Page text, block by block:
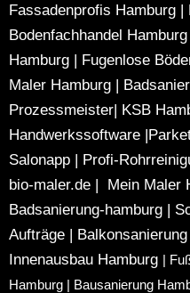
Fassadenprofis Hamburg |
Bodenfachhandel Hamburg
Hamburg | Fugenlose
Maler Hamburg |
Prozessmeister| KSB
Handwerkssoftware |
Salonapp | Profi-
bio-maler.de | Mein Maler
Badsanierung-hamburg |
Aufträge |
Innenausbau Hamburg
Hamburg
Bausanierung